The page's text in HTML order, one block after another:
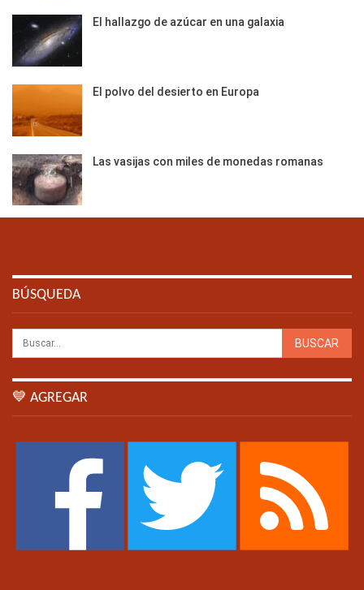
El hallazgo de azúcar en una galaxia
El polvo del desierto en Europa
Las vasijas con miles de monedas romanas
BÚSQUEDA
💙 AGREGAR